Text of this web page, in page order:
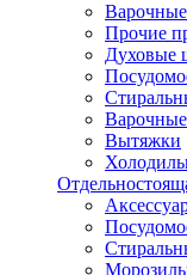
Прочие
Духовые
Вытяжки